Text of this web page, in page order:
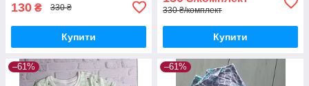
130 ₴ 330 ₴
Купити
330 ₴/комплект
Купити
–61% –61%